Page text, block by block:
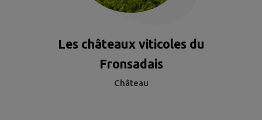
Les châteaux viticoles du
Fronsadais
Château